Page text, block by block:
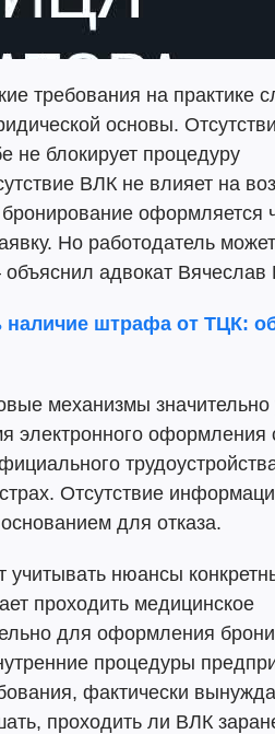
требования на практике
основы.
не блокирует процедуру
ВЛК не влияет на
оформляется
Но работодатель
адвокат Вячеслав
наличие штрафа от ТЦК:
механизмы значительно
электронного оформления
Отсутствие
для отказа.
нюансы
проходить медицинское
для оформления
процедуры
фактически
проходить ли ВЛК